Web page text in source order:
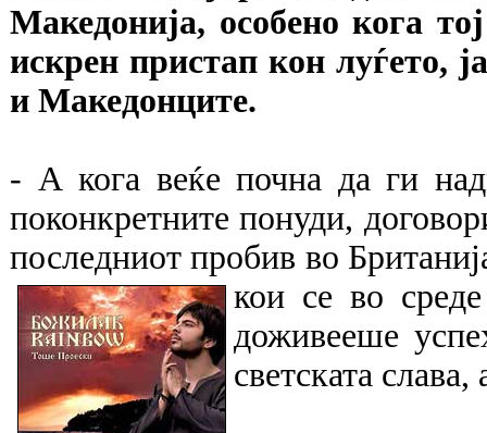
Македонија, особено кога
искрен пристап кон луѓето,
и Македонците.
- А кога веќе почна да ги
поконкретните понуди,
последниот пробив во
кои се во
доживееше
светската